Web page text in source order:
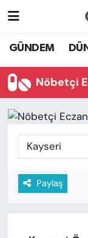
GÜNDEM
Nöbetçi
Paylaş
DÜNYA
EKONOMİ
YENİ
FAYDALI
Nöbetçi
Hava
Trafik
Son